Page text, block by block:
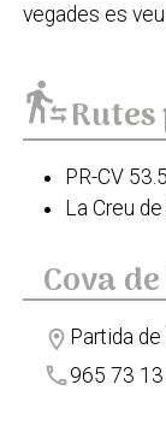
vegades es
transfer_within_a_station
PR-CV
La Creu
Cova
location_on Partida
phone 965 73